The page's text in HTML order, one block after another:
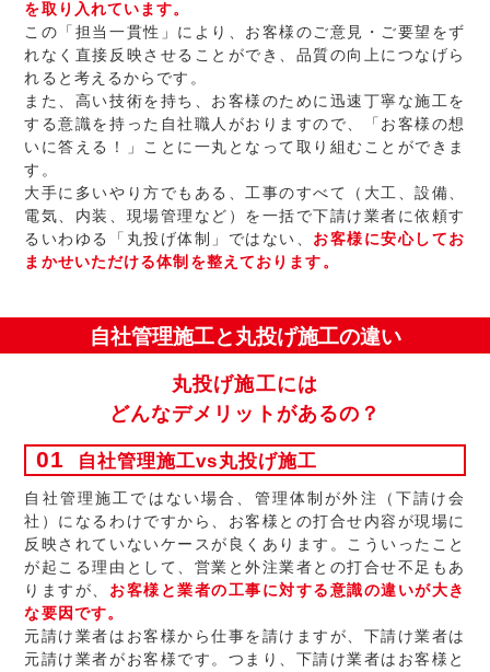
を取り入れています。
この「担当一貫性」により、お客様のご意見・ご要望をず
れなく直接反映させることができ、品質の向上につなげら
れると考えるからです。
また、高い技術を持ち、お客様のために迅速丁寧な施工を
する意識を持った自社職人がおりますので、「お客様の想
いに答える！」ことに一丸となって取り組むことができま
す。
大手に多いやり方でもある、工事のすべて（大工、設備、
電気、内装、現場管理など）を一括で下請け業者に依頼す
るいわゆる「丸投げ体制」ではない、 お客様に安心してお
まかせいただける体制を整えております。
自社管理施工と丸投げ施工の違い
丸投げ施工には
どんなデメリットがあるの？
01 自社管理施工vs丸投げ施工
自社管理施工ではない場合、管理体制が外注（下請け会
社）になるわけですから、お客様との打合せ内容が現場に
反映されていないケースが良くあります。こういったこと
が起こる理由として、営業と外注業者との打合せ不足もあ
りますが、 お客様と業者の工事に対する意識の違いが大き
な要因です。
元請け業者はお客様から仕事を請けますが、下請け業者は
元請け業者がお客様です。つまり、下請け業者はお客様と